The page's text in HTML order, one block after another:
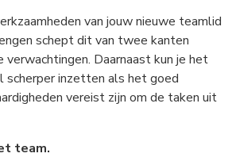
van jouw nieuwe teamlid
schept dit van twee kanten
verwachtingen. Daarnaast kun je het
scherper inzetten als het goed
vereist zijn om de taken uit
team.